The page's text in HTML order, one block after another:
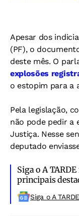
Apesar dos
(PF), o
deste mês. O
explosões
o estopim para a
Pela legislação,
não pode pedir a
Justiça. Nesse
deputado
Siga o A
principais
Siga o A